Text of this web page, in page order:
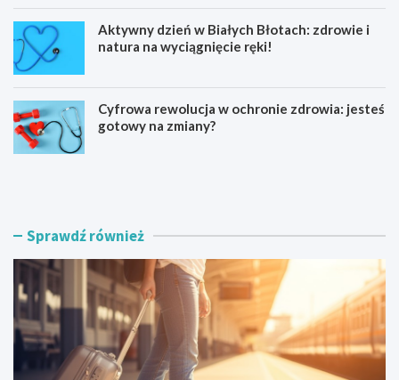
Aktywny dzień w Białych Błotach: zdrowie i
natura na wyciągnięcie ręki!
Cyfrowa rewolucja w ochronie zdrowia: jesteś
gotowy na zmiany?
K
a
e
z
c
a
e
N
i
W
e
a
Sprawdź również